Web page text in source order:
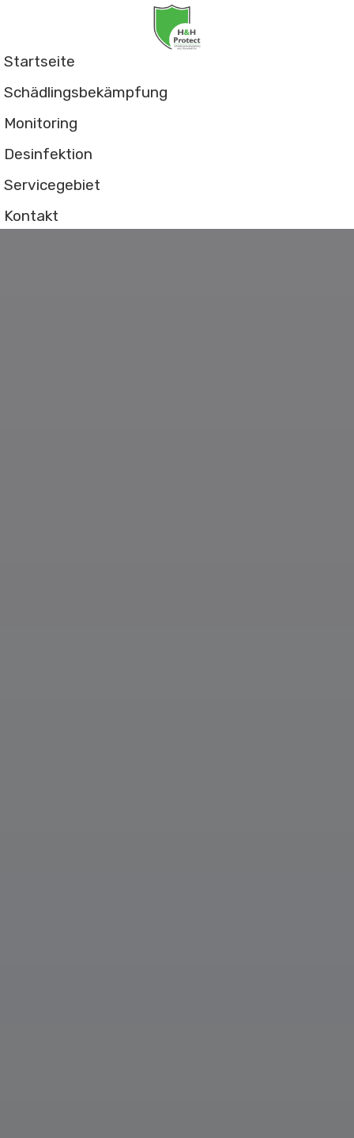
Startseite
Schädlingsbekämpfung
Monitoring
Desinfektion
Servicegebiet
Kontakt